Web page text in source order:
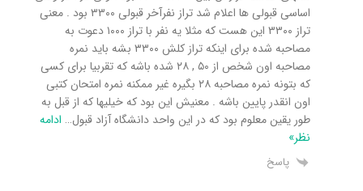
اساسی قبولی ها اعلام شد تراز نفرآخر قبولی ۳۳۰۰ بود . معنی
تراز ۳۳۰۰ این هست که مثلا یه نفر با تراز ۱۰۰۰ دعوت به
مصاحبه شده برای اینکه تراز کلش ۳۳۰۰ بشه باید نمره
مصاحبه اون شخص از ۵۰ , ۲۸ شده باشه که تقربیا برای کسی
که بتونه نمره مصاحبه ۲۸ بگیره غیر ممکنه نمره امتحان کتبی
اون انقدر پایین باشه . معنیش این بود که خیلیها که از قبل به
طور یقین معلوم بود که در این واحد دانشگاه آزاد قبول… ادامه
نظر»
پاسخ